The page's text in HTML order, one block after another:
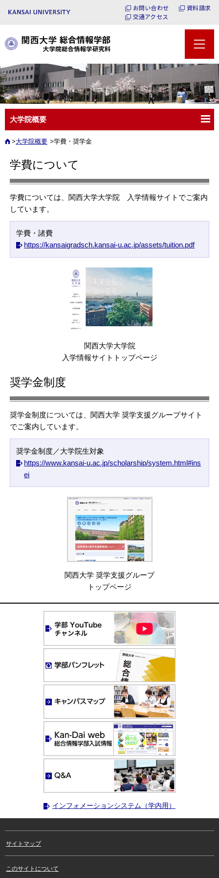
お問い合わせ
資料請求
交通アクセス
大学院概要
大学院概要 学費・奨学金
学費について
学費については、関西大学大学院 入学情報サイトでご案内
しています。
学費・諸費
https://kansaigradsch.kansai-u.ac.jp/assets/tuition.pdf
関西大学大学院
入学情報サイトトップページ
奨学金制度
奨学金制度については、関西大学 奨学支援グループサイト
でご案内しています。
奨学金制度／大学院生対象
https://www.kansai-u.ac.jp/scholarship/system.html#ins
ei
関西大学 奨学支援グループ
トップページ
インフォメーションシステム（学内用）
サイトマップ
このサイトについて